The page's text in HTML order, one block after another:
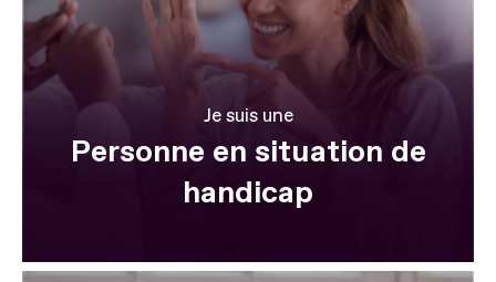
Je suis une
Personne en situation de
handicap